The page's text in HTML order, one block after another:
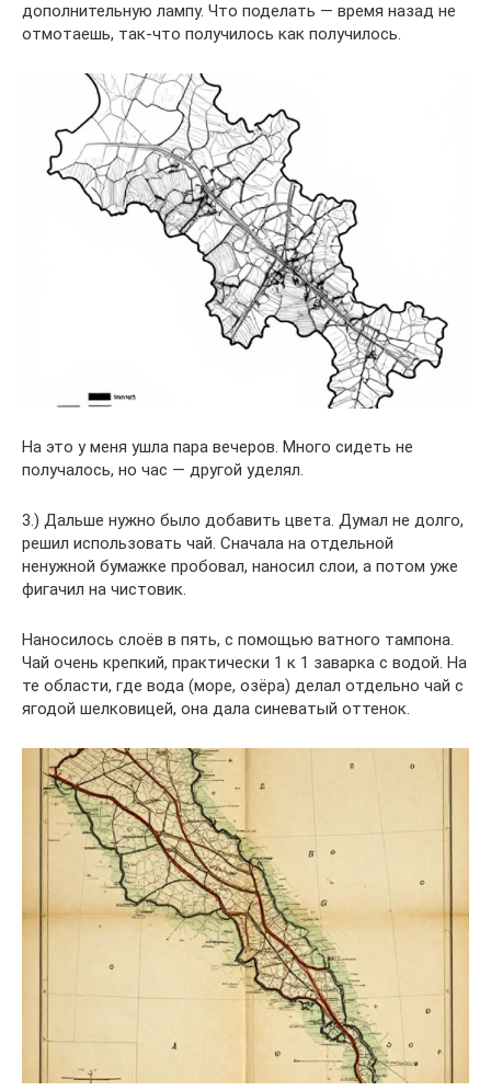
дополнительную лампу. Что поделать — время назад не
отмотаешь, так-что получилось как получилось.
На это у меня ушла пара вечеров. Много сидеть не
получалось, но час — другой уделял.
3.) Дальше нужно было добавить цвета. Думал не долго,
решил использовать чай. Сначала на отдельной
ненужной бумажке пробовал, наносил слои, а потом уже
фигачил на чистовик.
Наносилось слоёв в пять, с помощью ватного тампона.
Чай очень крепкий, практически 1 к 1 заварка с водой. На
те области, где вода (море, озёра) делал отдельно чай с
ягодой шелковицей, она дала синеватый оттенок.